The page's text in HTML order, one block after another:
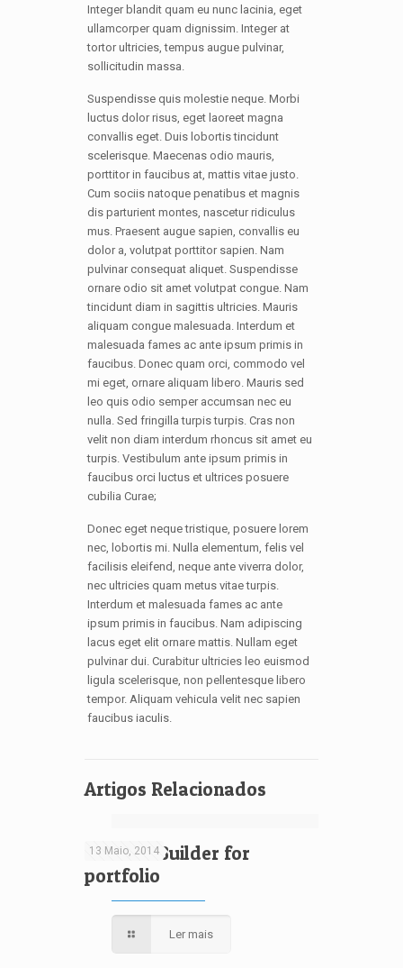
Integer blandit quam eu nunc lacinia, eget
ullamcorper quam dignissim. Integer at
tortor ultricies, tempus augue pulvinar,
sollicitudin massa.
Suspendisse quis molestie neque. Morbi
luctus dolor risus, eget laoreet magna
convallis eget. Duis lobortis tincidunt
scelerisque. Maecenas odio mauris,
porttitor in faucibus at, mattis vitae justo.
Cum sociis natoque penatibus et magnis
dis parturient montes, nascetur ridiculus
mus. Praesent augue sapien, convallis eu
dolor a, volutpat porttitor sapien. Nam
pulvinar consequat aliquet. Suspendisse
ornare odio sit amet volutpat congue. Nam
tincidunt diam in sagittis ultricies. Mauris
aliquam congue malesuada. Interdum et
malesuada fames ac ante ipsum primis in
faucibus. Donec quam orci, commodo vel
mi eget, ornare aliquam libero. Mauris sed
leo quis odio semper accumsan nec eu
nulla. Sed fringilla turpis turpis. Cras non
velit non diam interdum rhoncus sit amet eu
turpis. Vestibulum ante ipsum primis in
faucibus orci luctus et ultrices posuere
cubilia Curae;
Donec eget neque tristique, posuere lorem
nec, lobortis mi. Nulla elementum, felis vel
facilisis eleifend, neque ante viverra dolor,
nec ultricies quam metus vitae turpis.
Interdum et malesuada fames ac ante
ipsum primis in faucibus. Nam adipiscing
lacus eget elit ornare mattis. Nullam eget
pulvinar dui. Curabitur ultricies leo euismod
ligula scelerisque, non pellentesque libero
tempor. Aliquam vehicula velit nec sapien
faucibus iaculis.
Artigos Relacionados
13 Maio, 2014
Content Builder for
portfolio
Ler mais